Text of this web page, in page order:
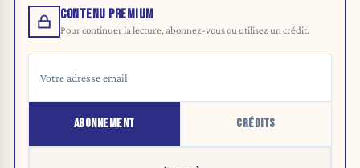
CONTENU PREMIUM
Pour continuer la lecture, abonnez-vous ou utilisez un crédit.
ABONNEMENT CRÉDITS